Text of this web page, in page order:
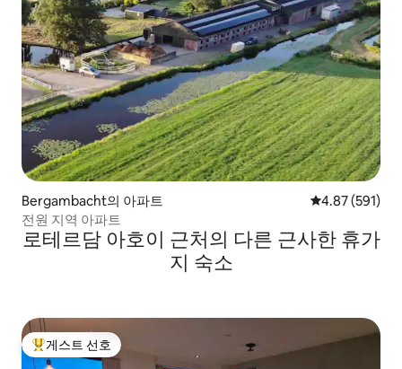
Bergambacht의 아파트 평점 4.87점(5
4.87 (591)
전원 지역 아파트
로테르담 아호이 근처의 다른 근사한 휴가
지 숙소
상위 게스트 선호
게스트 선호